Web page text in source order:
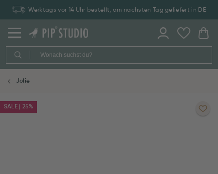
Werktags vor 14 Uhr bestellt, am nächsten Tag geliefert in DE
Jolie
SALE | 25%